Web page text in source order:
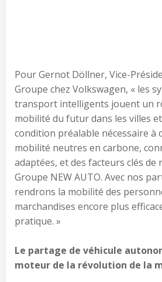
Pour Gernot Döllner, Vice-
Groupe chez Volkswagen, « les
transport intelligents jouent un
mobilité du futur dans les villes
condition préalable nécessaire à
mobilité neutres en carbone,
adaptées, et des facteurs clés
Groupe NEW AUTO. Avec nos
rendrons la mobilité des
marchandises encore plus
pratique. »
Le partage de véhicule
moteur de la révolution de la